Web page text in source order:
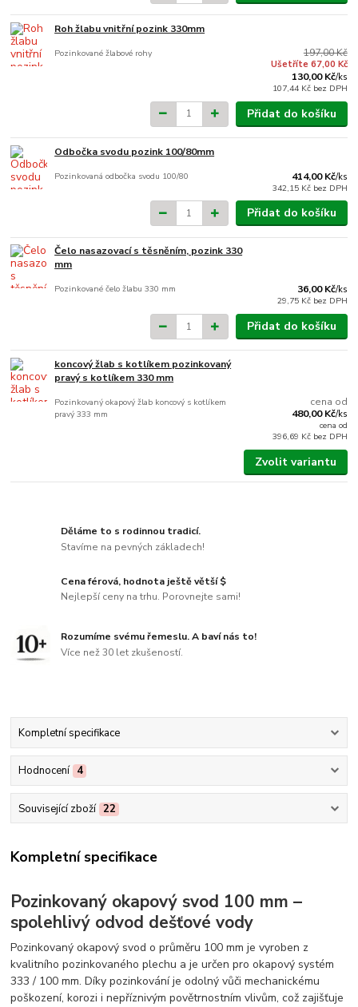
Roh žlabu vnitřní pozink 330mm
Pozinkované žlabové rohy 197,00 Kč
Ušetříte 67,00 Kč
130,00 Kč/ks
107,44 Kč bez DPH
Přidat do košíku
Odbočka svodu pozink 100/80mm
Pozinkovaná odbočka svodu 100/80 414,00 Kč/ks
342,15 Kč bez DPH
Přidat do košíku
Čelo nasazovací s těsněním, pozink 330
mm
Pozinkované čelo žlabu 330 mm 36,00 Kč/ks
29,75 Kč bez DPH
Přidat do košíku
koncový žlab s kotlíkem pozinkovaný
pravý s kotlíkem 330 mm
Pozinkovaný okapový žlab koncový s kotlíkem
pravý 333 mm
cena od
480,00 Kč/ks
cena od
396,69 Kč bez DPH
Zvolit variantu
Děláme to s rodinnou tradicí.
Stavíme na pevných základech!
Cena férová, hodnota ještě větší $
Nejlepší ceny na trhu. Porovnejte sami!
Rozumíme svému řemeslu. A baví nás to!
Více než 30 let zkušeností.
Kompletní specifikace
Hodnocení 4
Související zboží 22
Kompletní specifikace
Pozinkovaný okapový svod 100 mm –
spolehlivý odvod dešťové vody
Pozinkovaný okapový svod o průměru 100 mm je vyroben z
kvalitního pozinkovaného plechu a je určen pro okapový systém
333 / 100 mm. Díky pozinkování je odolný vůči mechanickému
poškození, korozi i nepříznivým povětrnostním vlivům, což zajišťuje